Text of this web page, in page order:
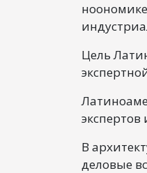
Цель
В
деловые